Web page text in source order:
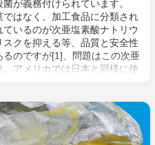
が義務付けられています。
はなく、加工食品に分類され
いるのが次亜塩素酸ナトリウ
クを抑える等、品質と安全性
のですが[1]、問題はこの次亜
アメリカでは日本と同様に使